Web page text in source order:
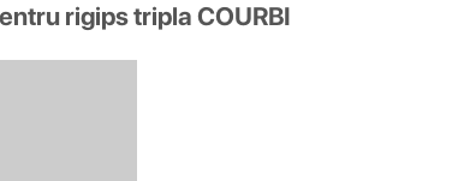
rigips tripla COURBI